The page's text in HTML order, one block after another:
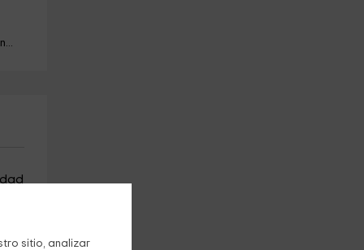
sitio, analizar
Piscina · Barbacoa · Mascotas · Chimenea